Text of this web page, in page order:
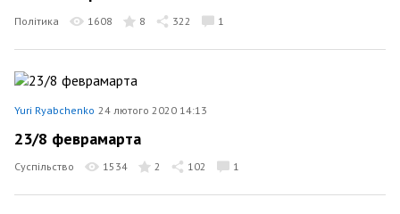
Політика 1608 8 322 1
Yuri Ryabchenko 24 лютого 2020 14:13
23/8 феврамарта
Суспільство 1534 2 102 1